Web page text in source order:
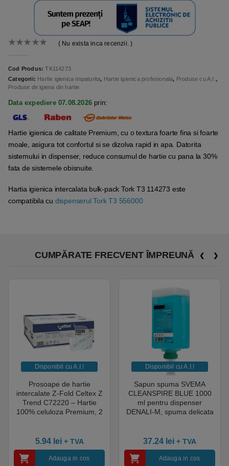
( Nu exista inca recenzii. )
Cod Produs:TK114273
Categorii: Hartie igienica impaturita, Hartie igienica profesionala, Produse cu A.I. ,
Produse de igiena din hartie
Data expediere 07.08.2026 prin:
Hartie igienica de calitate Premium, cu o textura foarte fina si foarte
moale, asigura tot confortul si se dizolva rapid in apa. Datorita
sistemului in dispenser, reduce consumul de hartie cu pana la 30%
fata de sistemele obisnuite.
Hartia igienica intercalata bulk-pack Tork T3 114273 este
compatibila cu dispenserul Tork T3 556000
CUMPĂRATE FRECVENT ÎMPREUNĂ
Disponibil cu A.I.​!
Prosoape de hartie
intercalate Z-Fold Celtex Z
Trend C72220 – Hartie
100% celuloza Premium, 2
5.94 lei + TVA
Adauga in cos
Disponibil cu A.I.​!
Sapun spuma SVEMA
CLEANSPIRE BLUE 1000
ml pentru dispenser
DENALI-M, spuma delicata
pielea, albastru
37.24 lei + TVA
Adauga in cos